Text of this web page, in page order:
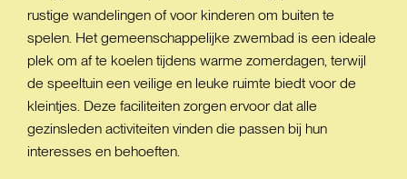
rustige wandelingen of voor kinderen om buiten te
spelen. Het gemeenschappelijke zwembad is een ideale
plek om af te koelen tijdens warme zomerdagen, terwijl
de speeltuin een veilige en leuke ruimte biedt voor de
kleintjes. Deze faciliteiten zorgen ervoor dat alle
gezinsleden activiteiten vinden die passen bij hun
interesses en behoeften.